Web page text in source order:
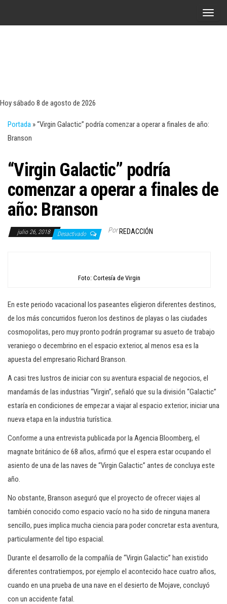
A
l
v
e
Hoy sábado 8 de agosto de 2026
Portada »“Virgin Galactic” podría comenzar a operar a finales de año:
Branson
“Virgin Galactic” podría
comenzar a operar a finales de
año: Branson
julio 26, 2018 Desactivado Por REDACCIÓN
Foto: Cortesía de Virgin
En este periodo vacacional los paseantes eligieron diferentes destinos,
de los más concurridos fueron los destinos de playas o las ciudades
cosmopolitas, pero muy pronto podrán programar su asueto de trabajo
veraniego o decembrino en el espacio exterior, al menos esa es la
apuesta del empresario Richard Branson.
A casi tres lustros de iniciar con su aventura espacial de negocios, el
mandamás de las industrias “Virgin”, señaló que su la división “Galactic”
estaría en condiciones de empezar a viajar al espacio exterior; iniciar una
nueva etapa en la industria turística.
Conforme a una entrevista publicada por la Agencia Bloomberg, el
magnate británico de 68 años, afirmó que el espera estar ocupando el
asiento de una de las naves de “Virgin Galactic” antes de concluya este
año.
No obstante, Branson aseguró que el proyecto de ofrecer viajes al
también conocido como espacio vacío no ha sido de ninguna manera
sencillo, pues implica mucha ciencia para poder concretar esta aventura,
particularmente del tipo espacial.
Durante el desarrollo de la compañía de “Virgin Galactic” han existido
diferentes contratiempos, por ejemplo el acontecido hace cuatro años,
cuando en una prueba de una nave en el desierto de Mojave, concluyó
con un accidente fatal.